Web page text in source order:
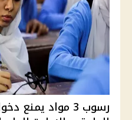
رسوب 3 مواد يمنع